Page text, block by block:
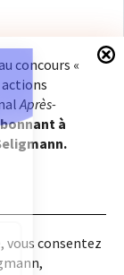
vous
de
|Crédits
concours «
Après-
à
vous consentez